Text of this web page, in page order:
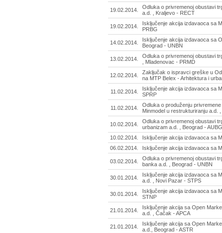
19.02.2014.
Odluka o privremenoj obustavi
a.d. , Kraljevo - RECT
19.02.2014.
Isključenje akcija izdavaoca sa
PRBG
14.02.2014.
Isključenje akcija izdavaoca sa
Beograd - UNBN
13.02.2014.
Odluka o privremenoj obustavi
, Mladenovac - PRMD
12.02.2014.
Zaključak o ispravci greške u
na MTP Belex - Arhitektura i
11.02.2014.
Isključenje akcija izdavaoca sa
SPRP
11.02.2014.
Odluka o produženju
Minmodel u restrukturiranju a.d.
10.02.2014.
Odluka o privremenoj obustavi
urbanizam a.d. , Beograd - AUBG
10.02.2014.
Isključenje akcija izdavaoca sa
06.02.2014.
Isključenje akcija izdavaoca sa
03.02.2014.
Odluka o privremenoj obustavi
banka a.d. , Beograd - UNBN
30.01.2014.
Isključenje akcija izdavaoca sa
a.d. , Novi Pazar - STPS
30.01.2014.
Isključenje akcija izdavaoca sa
STNP
21.01.2014.
Isključenje akcija sa Open
a.d. , Čačak - APCA
21.01.2014.
Isključenje akcija sa Open
a.d., Beograd - ASTR